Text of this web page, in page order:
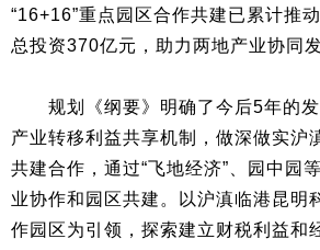
“16+16”重点园区合作共建已累计推
总投资370亿元，助力两地产业协同
规划《纲要》明确了今后5年的
产业转移利益共享机制，做深做实沪
共建合作，通过“飞地经济”、园中园
业协作和园区共建。以沪滇临港昆明
作园区为引领，探索建立财税利益和